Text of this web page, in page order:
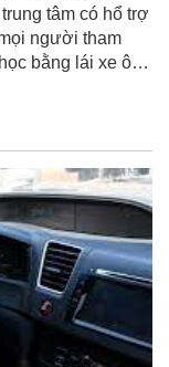
tâm có hổ trợ
người tham
bằng lái xe ô…